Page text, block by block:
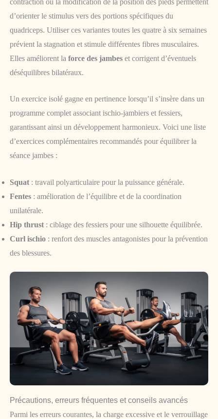
d’orienter le stimulus vers des portions spécifiques du
quadriceps. Utiliser ces variantes toutes les quatre à six semaines
prévient la stagnation et stimule différentes fibres musculaires.
Elles améliorent la force des jambes et corrigent d’éventuels
déséquilibres bilatéraux.
Un exercice isolé gagne en pertinence lorsqu’il s’insère dans un
programme complet associant ischio-jambiers et fessiers,
garantissant ainsi un développement harmonieux. Voici une liste
d’exercices complémentaires recommandés pour équilibrer la
séance jambes :
Squat : travail polyarticulaire pour la puissance générale.
Fentes : amélioration de l’équilibre et de la coordination
unilatérale.
Hip thrust : ciblage des fessiers pour une silhouette équilibrée.
Curl ischio : renfort des muscles antagonistes pour la prévention
des blessures.
Précautions, erreurs fréquentes et conseils avancés
Parmi les erreurs courantes, la charge excessive et le verrouillage